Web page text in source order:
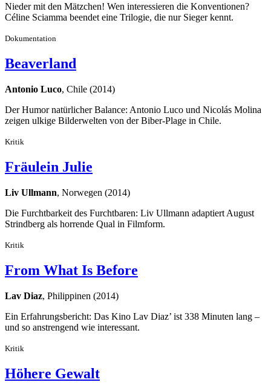
Nieder mit den Mätzchen! Wen interessieren die Konventionen?
Céline Sciamma beendet eine Trilogie, die nur Sieger kennt.
Dokumentation
Beaverland
Antonio Luco, Chile (2014)
Der Humor natürlicher Balance: Antonio Luco und Nicolás Molina
zeigen ulkige Bilderwelten von der Biber-Plage in Chile.
Kritik
Fräulein Julie
Liv Ullmann, Norwegen (2014)
Die Furchtbarkeit des Furchtbaren: Liv Ullmann adaptiert August
Strindberg als horrende Qual in Filmform.
Kritik
From What Is Before
Lav Diaz, Philippinen (2014)
Ein Erfahrungsbericht: Das Kino Lav Diaz’ ist 338 Minuten lang –
und so anstrengend wie interessant.
Kritik
Höhere Gewalt